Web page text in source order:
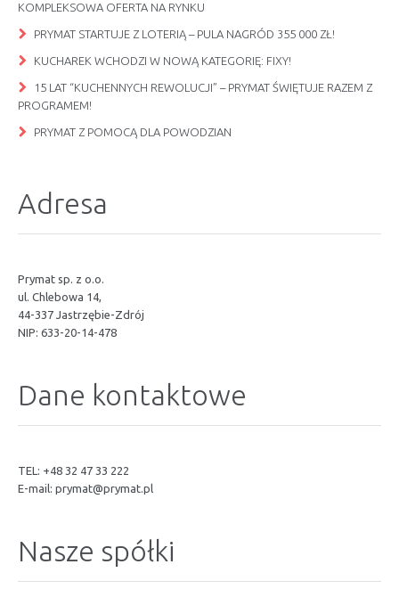
KOMPLEKSOWA OFERTA NA RYNKU
PRYMAT STARTUJE Z LOTERIĄ – PULA NAGRÓD 355 000 ZŁ!
KUCHAREK WCHODZI W NOWĄ KATEGORIĘ: FIXY!
15 LAT “KUCHENNYCH REWOLUCJI” – PRYMAT ŚWIĘTUJE RAZEM Z
PROGRAMEM!
PRYMAT Z POMOCĄ DLA POWODZIAN
Adresa
Prymat sp. z o.o.
ul. Chlebowa 14,
44-337 Jastrzębie-Zdrój
NIP: 633-20-14-478
Dane kontaktowe
TEL: +48 32 47 33 222
E-mail: prymat@prymat.pl
Nasze spółki